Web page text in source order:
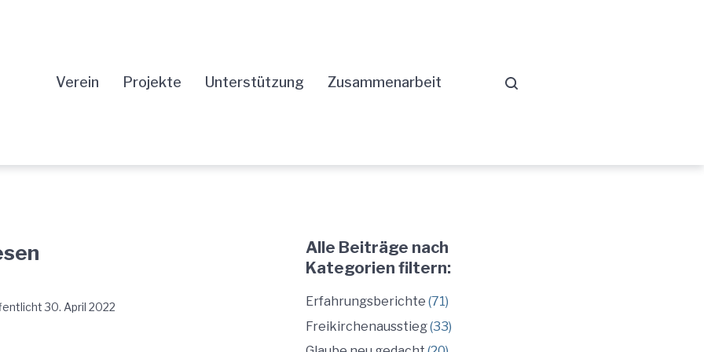
Verein
Projekte Unterstützung Zusammenarbeit
30. April 2022
Alle Beiträge nach
Kategorien filtern:
Erfahrungsberichte (71)
Freikirchenausstieg(33)